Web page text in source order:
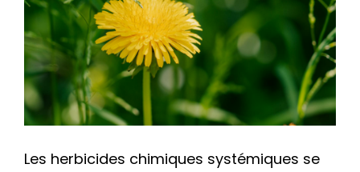
Les herbicides chimiques systémiques se